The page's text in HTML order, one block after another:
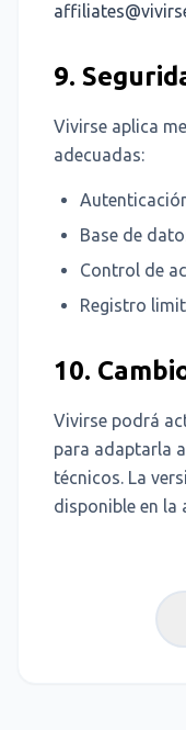
9.
Vivirse aplica
adecuadas:
Base de
Control de
Registro
10.
Vivirse podrá
para adaptarla
técnicos. La
disponible en la